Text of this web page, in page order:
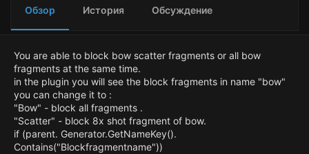
о
р
з
д
а
н
и
я
Обзор История Обсуждение
You are able to block bow scatter fragments or all bow
fragments at the same time.
in the plugin you will see the block fragments in name "bow"
you can change it to :
"Bow" - block all fragments .
"Scatter" - block 8x shot fragment of bow.
if (parent. Generator.GetNameKey().
Contains("Blockfragmentname"))